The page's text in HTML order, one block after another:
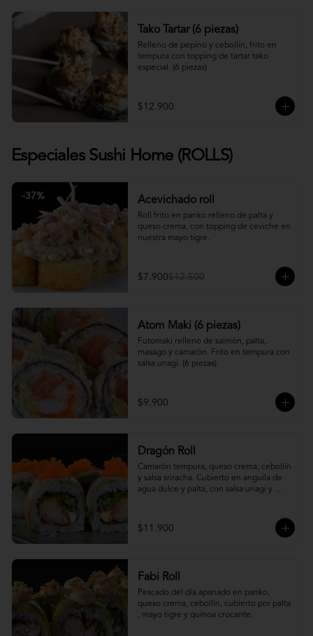
Tako Tartar (6 piezas)
Relleno de pepino y cebollin, frito en
tempura con topping de tartar tako
especial. (6 piezas)
$12.900
Especiales Sushi Home (ROLLS)
-37% Acevichado roll
Roll frito en panko relleno de palta y
queso crema, con topping de ceviche en
nuestra mayo tigre.
$7.900$12.500
Atom Maki (6 piezas)
Futomaki relleno de salmón, palta,
masago y camarón. Frito en tempura con
salsa unagi. (6 piezas)
$9.900
Dragón Roll
Camarón tempura, queso crema, cebollín
y salsa sriracha. Cubierto en anguila de
agua dulce y palta, con salsa unagi y
$11.900
Fabi Roll
Pescado del día apanado en panko,
queso crema, cebollín, cubierto por palta
, mayo tigre y quinoa crocante.